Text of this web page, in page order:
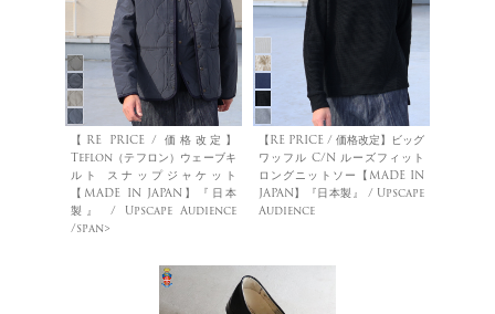
【RE PRICE / 価格改定】
Teflon（テフロン）ウェーブキ
ルト スナップジャケット
【MADE IN JAPAN】『日本
製』 / Upscape Audience
/span>
【RE PRICE / 価格改定】ビッグ
ワッフル C/N ルーズフィット
ロングニットソー【MADE IN
JAPAN】『日本製』 / Upscape
Audience